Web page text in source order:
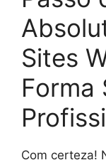
Sites
Forma
Com certeza!